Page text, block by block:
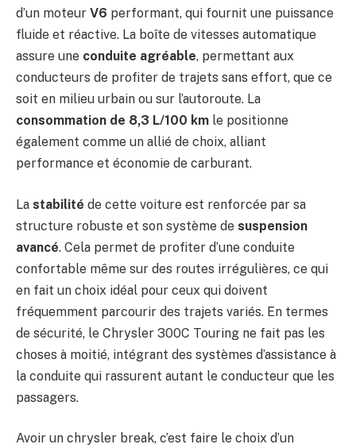
d’un moteur V6 performant, qui fournit une puissance
fluide et réactive. La boîte de vitesses automatique
assure une conduite agréable, permettant aux
conducteurs de profiter de trajets sans effort, que ce
soit en milieu urbain ou sur l’autoroute. La
consommation de 8,3 L/100 km le positionne
également comme un allié de choix, alliant
performance et économie de carburant.
La stabilité de cette voiture est renforcée par sa
structure robuste et son système de suspension
avancé. Cela permet de profiter d’une conduite
confortable même sur des routes irrégulières, ce qui
en fait un choix idéal pour ceux qui doivent
fréquemment parcourir des trajets variés. En termes
de sécurité, le Chrysler 300C Touring ne fait pas les
choses à moitié, intégrant des systèmes d’assistance à
la conduite qui rassurent autant le conducteur que les
passagers.
Avoir un chrysler break, c’est faire le choix d’un